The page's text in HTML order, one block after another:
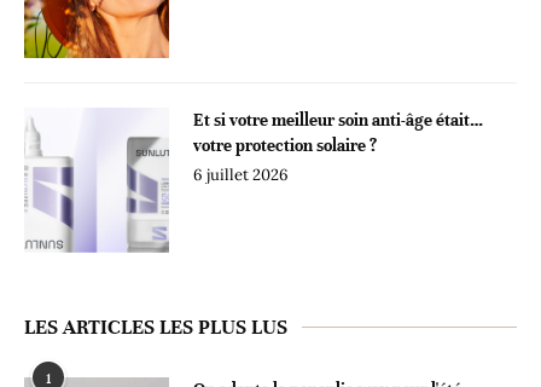
Et si votre meilleur soin anti-âge était…
votre protection solaire ?
6 juillet 2026
LES ARTICLES LES PLUS LUS
1